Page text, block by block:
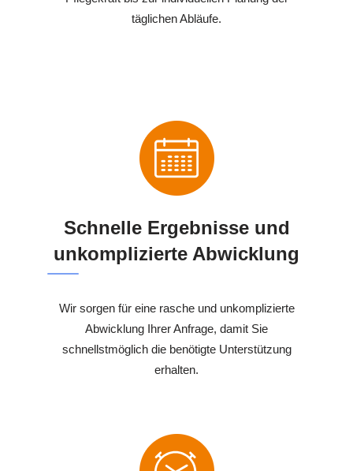
täglichen Abläufe.
Schnelle Ergebnisse und
unkomplizierte Abwicklung
Wir sorgen für eine rasche und unkomplizierte
Abwicklung Ihrer Anfrage, damit Sie
schnellstmöglich die benötigte Unterstützung
erhalten.